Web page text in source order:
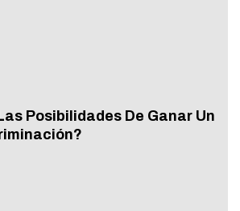
Posibilidades De Ganar Un